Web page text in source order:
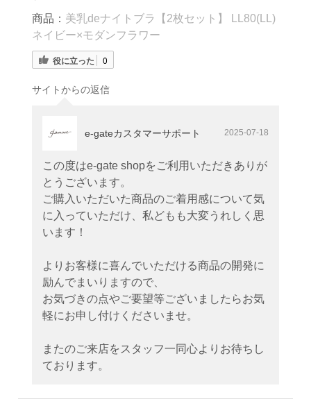
商品： 美乳deナイトブラ【2枚セット】 LL80(LL)
ネイビー×モダンフラワー
役に立った 0
サイトからの返信
e-gateカスタマーサポート 2025-07-18
この度はe-gate shopをご利用いただきありが
とうございます。
ご購入いただいた商品のご着用感について気
に入っていただけ、私どもも大変うれしく思
います！
よりお客様に喜んでいただける商品の開発に
励んでまいりますので、
お気づきの点やご要望等ございましたらお気
軽にお申し付けくださいませ。
またのご来店をスタッフ一同心よりお待ちし
ております。